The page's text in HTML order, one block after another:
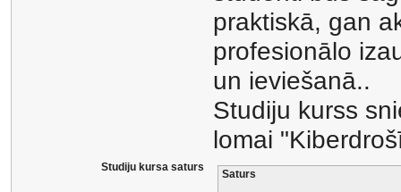
praktiskā, gan
profesionālo
un ieviešanā..
Studiju kurss
lomai
Studiju kursa saturs
Saturs